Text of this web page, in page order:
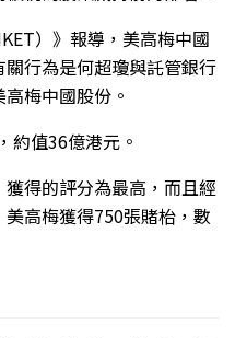
）》報導，美高梅中國
行為是何超瓊與託管銀行
梅中國股份。
約值36億港元。
得的評分為最高，而且經
高梅獲得750張賭枱，數